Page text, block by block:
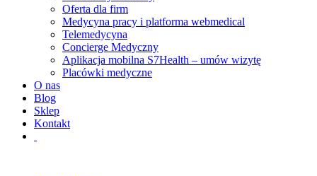
Oferta dla firm
Medycyna pracy i platforma webmedical
Telemedycyna
Concierge Medyczny
Aplikacja mobilna S7Health – umów wizytę
Placówki medyczne
O nas
Blog
Sklep
Kontakt